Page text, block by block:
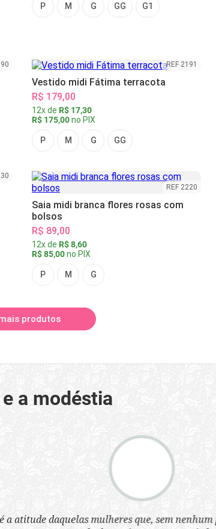
P M G GG G1
REF 2191
Vestido midi Fátima terracota
R$ 179,00
12x de R$ 17,30
R$ 175,00no PIX
P M G GG
REF 2220
Saia midi branca flores rosas com
bolsos
R$ 89,00
12x de R$ 8,60
R$ 85,00no PIX
P M G
produtos
a modéstia
que, sem nenhum pudor, se vestem